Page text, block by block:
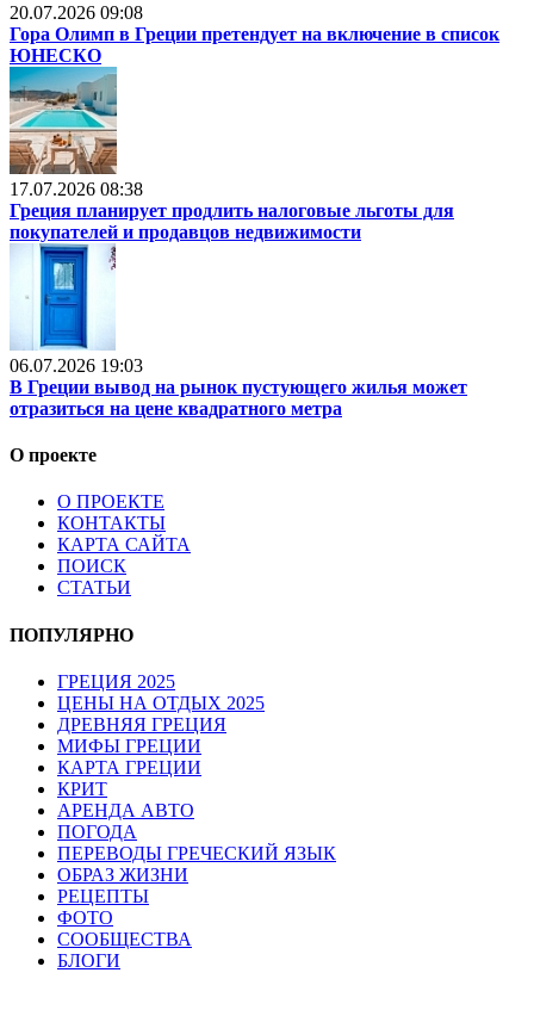
20.07.2026 09:08
Гора Олимп в Греции претендует на включение в список
ЮНЕСКО
17.07.2026 08:38
Греция планирует продлить налоговые льготы для
покупателей и продавцов недвижимости
06.07.2026 19:03
В Греции вывод на рынок пустующего жилья может
отразиться на цене квадратного метра
О проекте
О ПРОЕКТЕ
КОНТАКТЫ
КАРТА САЙТА
ПОИСК
СТАТЬИ
ПОПУЛЯРНО
ГРЕЦИЯ 2025
ЦЕНЫ НА ОТДЫХ 2025
ДРЕВНЯЯ ГРЕЦИЯ
МИФЫ ГРЕЦИИ
КАРТА ГРЕЦИИ
КРИТ
АРЕНДА АВТО
ПОГОДА
ПЕРЕВОДЫ ГРЕЧЕСКИЙ ЯЗЫК
ОБРАЗ ЖИЗНИ
РЕЦЕПТЫ
ФОТО
СООБЩЕСТВА
БЛОГИ